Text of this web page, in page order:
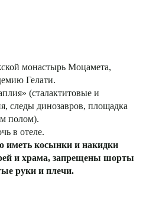
монастырь Моцамета,
Гелати.
(сталактитовые и
следы динозавров, площадка
полом).
в отеле.
иметь косынки и накидки
и храма, запрещены шорты
руки и плечи.